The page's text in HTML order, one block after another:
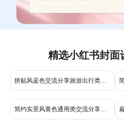
精选小红书封面
拼贴风蓝色交流分享旅游出行类小红书封面
简约实景风黄色通用类交流分享焦虑就来看这本书小红书封面